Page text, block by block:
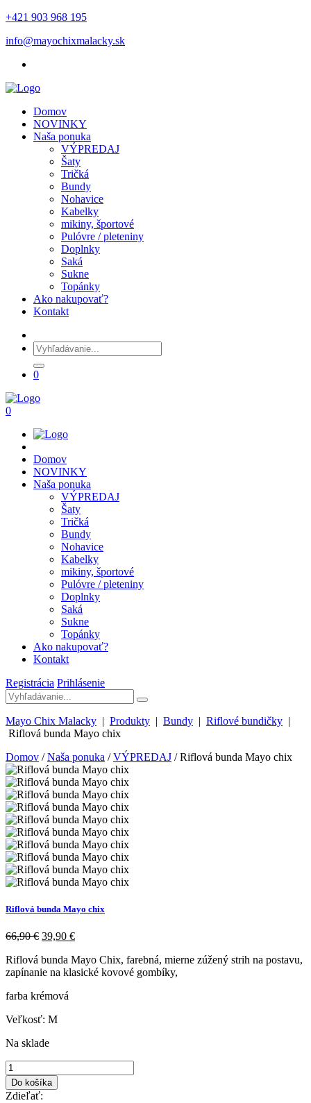
+421 903 968 195
info@mayochixmalacky.sk
Domov
NOVINKY
Naša ponuka
VÝPREDAJ
Šaty
Tričká
Bundy
Nohavice
Kabelky
mikiny, športové
Pulóvre / pleteniny
Doplnky
Saká
Sukne
Topánky
Ako nakupovať?
Kontakt
0
0
Domov
NOVINKY
Naša ponuka
VÝPREDAJ
Šaty
Tričká
Bundy
Nohavice
Kabelky
mikiny, športové
Pulóvre / pleteniny
Doplnky
Saká
Sukne
Topánky
Ako nakupovať?
Kontakt
Registrácia Prihlásenie
Mayo Chix Malacky | Produkty | Bundy | Riflové bundičky |
Riflová bunda Mayo chix
Domov /Naša ponuka /VÝPREDAJ / Riflová bunda Mayo chix
Riflová bunda Mayo chix
66,90€ 39,90 €
Riflová bunda Mayo Chix, farebná, mierne zúžený strih na postavu,
zapínanie na klasické kovové gombíky,
farba krémová
Veľkosť: M
Na sklade
Do košíka
Zdieľať: